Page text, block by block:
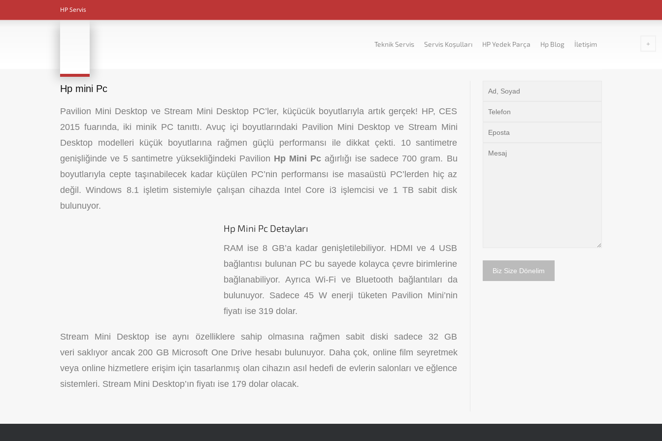
HP Servis
Teknik Servis Servis Koşulları HP Yedek Parça Hp Blog İletişim
Hp mini Pc
Pavilion Mini Desktop ve Stream Mini Desktop PC’ler, küçücük boyutlarıyla artık gerçek! HP, CES
2015 fuarında, iki minik PC tanıttı. Avuç içi boyutlarındaki Pavilion Mini Desktop ve Stream Mini
Desktop modelleri küçük boyutlarına rağmen güçlü performansı ile dikkat çekti. 10 santimetre
genişliğinde ve 5 santimetre yüksekliğindeki Pavilion Hp Mini Pc ağırlığı ise sadece 700 gram. Bu
boyutlarıyla cepte taşınabilecek kadar küçülen PC’nin performansı ise masaüstü PC’lerden hiç az
değil. Windows 8.1 işletim sistemiyle çalışan cihazda Intel Core i3 işlemcisi ve 1 TB sabit disk
bulunuyor.
Hp Mini Pc Detayları
RAM ise 8 GB’a kadar genişletilebiliyor. HDMI ve 4 USB
bağlantısı bulunan PC bu sayede kolayca çevre birimlerine
bağlanabiliyor. Ayrıca Wi-Fi ve Bluetooth bağlantıları da
bulunuyor. Sadece 45 W enerji tüketen Pavilion Mini’nin
fiyatı ise 319 dolar.
Stream Mini Desktop ise aynı özelliklere sahip olmasına rağmen sabit diski sadece 32 GB
veri saklıyor ancak 200 GB Microsoft One Drive hesabı bulunuyor. Daha çok, online film seyretmek
veya online hizmetlere erişim için tasarlanmış olan cihazın asıl hedefi de evlerin salonları ve eğlence
sistemleri. Stream Mini Desktop’ın fiyatı ise 179 dolar olacak.